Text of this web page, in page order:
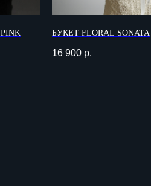
БУКЕТ FLORAL SONATA
16 900 р.